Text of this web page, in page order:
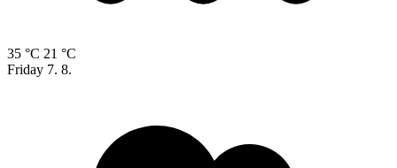
35 °C 21 °C
Friday 7. 8.